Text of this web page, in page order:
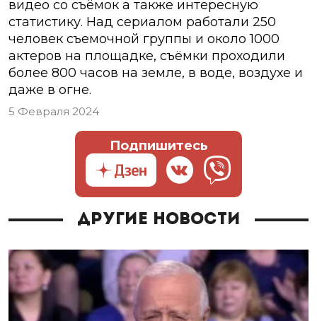
видео со съёмок а также интересную
статистику. Над сериалом работали 250
человек съемочной группы и около 1000
актеров на площадке, съёмки проходили
более 800 часов на земле, в воде, воздухе и
даже в огне.
5 Февраля 2024
Подпишитесь
Другие новости